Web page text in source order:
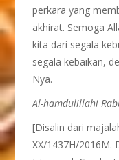
perkara yang
akhirat. Semoga
kita dari segala
segala kebaikan,
Nya.
Al-hamdulillahi
[Disalin dari
XX/1437H/2016M.